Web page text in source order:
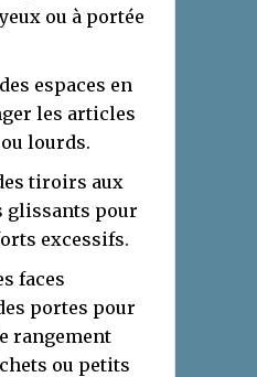
ou à portée
espaces en
les articles
lourds.
tiroirs aux
glissants pour
excessifs.
faces
portes pour
rangement
ou petits